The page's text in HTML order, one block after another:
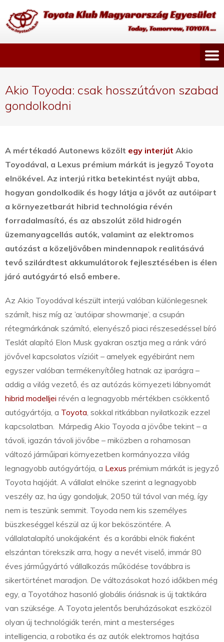
Akio Toyoda: csak hosszútávon szabad
gondolkodni
A mértékadó Autonews közölt egy interjút Akio
Toyodával, a Lexus prémium márkát is jegyző Toyota
elnökével. Az interjú ritka betekintést nyújt abba,
hogyan gondolkodik és hogy látja a jövőt az autóipart
a környezetbarát hibrid technológia révén
forradalmasító, és az abszolút zöld hidrogén
üzemanyagcellás autók, valamint az elektromos
autózást a közeljövőben mindennapok realitásává
tevő szilárdtest akkumulátorok fejlesztésében is élen
járó autógyártó első embere.
Az Akio Toyodával készült interjú valóban különlegesnek
számít, hisz míg az ’autóipar showmanje’, a csupán
rétegmárkának számító, elenyésző piaci részesedéssel bíró
Teslát alapító Elon Musk gyakran osztja meg a ránk váró
jövővel kapcsolatos vízióit – amelyek egyébiránt nem
egyszer valóban termékenyítőleg hatnak az iparágra –
addig a világ vezető, és az autózás környezeti lábnyomát
hibrid modelljei révén a legnagyobb mértékben csökkentő
autógyártója, a Toyota, sokkal ritkábban nyilatkozik ezzel
kapcsolatban. Márpedig Akio Toyoda a jövőbe tekint – a
távoli, igazán távoli jövőbe – miközben a rohamosan
változó járműipari környezetben kormányozza világ
legnagyobb autógyártója, a Lexus prémium márkát is jegyző
Toyota hajóját. A vállalat elnöke szerint a legnagyobb
veszély az, ha úgy gondoljuk, 2050 túl távol van még, így
nem is teszünk semmit. Toyoda nem kis személyes
büszkeséggel készül az új kor beköszöntére. A
vállalatalapító unokájaként és a korábbi elnök fiaként
elszántan törekszik arra, hogy a nevét viselő, immár 80
éves járműgyártó vállalkozás működése továbbra is
sikertörténet maradjon. De változásokat hozó időkben még
egy, a Toyotához hasonló globális óriásnak is új taktikára
van szüksége. A Toyota jelentős beruházásokat eszközöl
olyan új technológiák terén, mint a mesterséges
intelligencia, a robotika és az autók elektromos hajtása